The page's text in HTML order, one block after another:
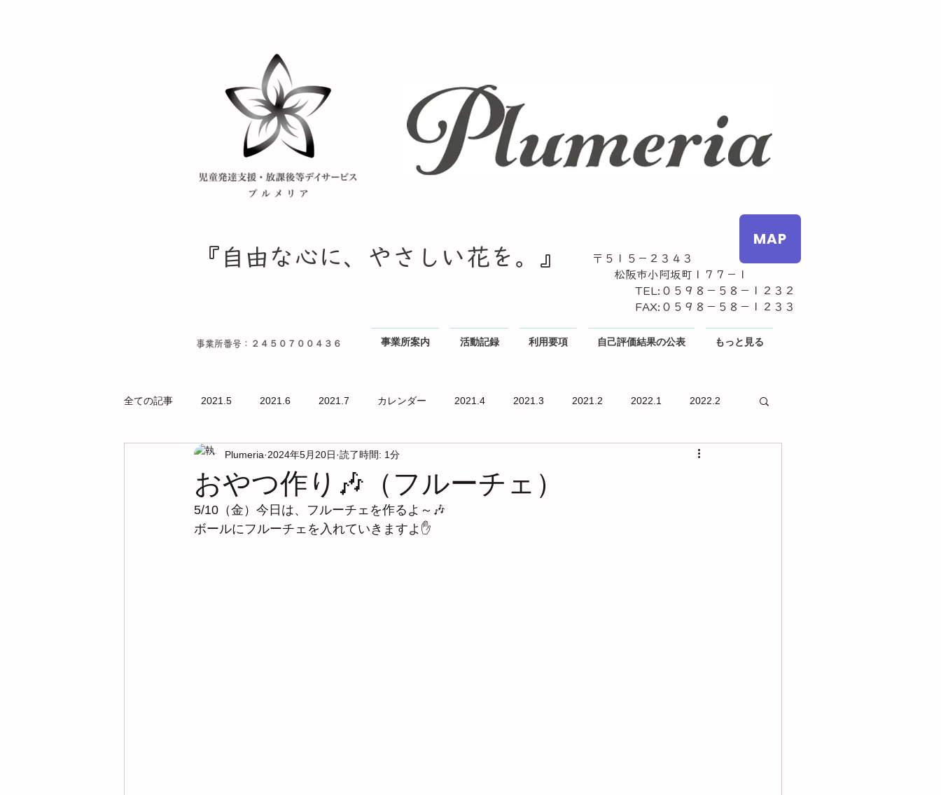
​『自由な心に、やさしい花を。』​
〒５１５－２３４３
松阪市小阿坂町１７７－１
TEL:０５９８－５８－１２３２
​ FAX:０５９８－５８－１２３３
MAP
事業所番号：２４５０７００４３６ 事業所案内 活動記録 利用要項 自己評価結果の公表 もっと見る
全ての記事 2021.5 2021.6 2021.7 カレンダー 2021.4 2021.3 2021.2 2022.1 2022.2
おやつ作り🎶（フルーチェ）
Plumeria 2024年5月20日 読了時間: 1分
5/10（金）今日は、フルーチェを作るよ～🎶
ボールにフルーチェを入れていきますよ✋